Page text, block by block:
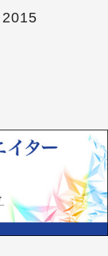
2015